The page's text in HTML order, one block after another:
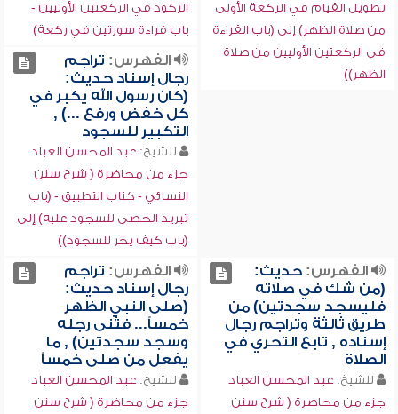
تطويل القيام في الركعة الأولى
من صلاة الظهر) إلى (باب القراءة
في الركعتين الأوليين من صلاة
الظهر))
الركود في الركعتين الأوليين -
باب قراءة سورتين في ركعة)
الفهرس: تراجم
رجال إسناد حديث:
(كان رسول الله يكبر في
كل خفض ورفع ...) ,
التكبير للسجود
للشيخ: عبد المحسن العباد
جزء من محاضرة ( شرح سنن
النسائي - كتاب التطبيق - (باب
تبريد الحصى للسجود عليه) إلى
(باب كيف يخر للسجود))
الفهرس:حديث:
(من شك في صلاته
فليسجد سجدتين) من
طريق ثالثة وتراجم رجال
إسناده , تابع التحري في
الصلاة
للشيخ: عبد المحسن العباد
جزء من محاضرة ( شرح سنن
الفهرس: تراجم
رجال إسناد حديث:
(صلى النبي الظهر
خمساً... فثنى رجله
وسجد سجدتين) , ما
يفعل من صلى خمساً
للشيخ: عبد المحسن العباد
جزء من محاضرة ( شرح سنن